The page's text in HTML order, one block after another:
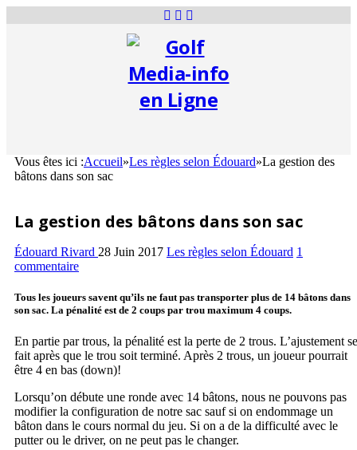
Vous êtes ici :Accueil»Les règles selon Édouard»La gestion des
bâtons dans son sac
La gestion des bâtons dans son sac
Édouard Rivard 28 Juin 2017 Les règles selon Édouard 1
commentaire
Tous les joueurs savent qu’ils ne faut pas transporter plus de 14 bâtons dans
son sac. La pénalité est de 2 coups par trou maximum 4 coups.
En partie par trous, la pénalité est la perte de 2 trous. L’ajustement se
fait après que le trou soit terminé. Après 2 trous, un joueur pourrait
être 4 en bas (down)!
Lorsqu’on débute une ronde avec 14 bâtons, nous ne pouvons pas
modifier la configuration de notre sac sauf si on endommage un
bâton dans le cours normal du jeu. Si on a de la difficulté avec le
putter ou le driver, on ne peut pas le changer.